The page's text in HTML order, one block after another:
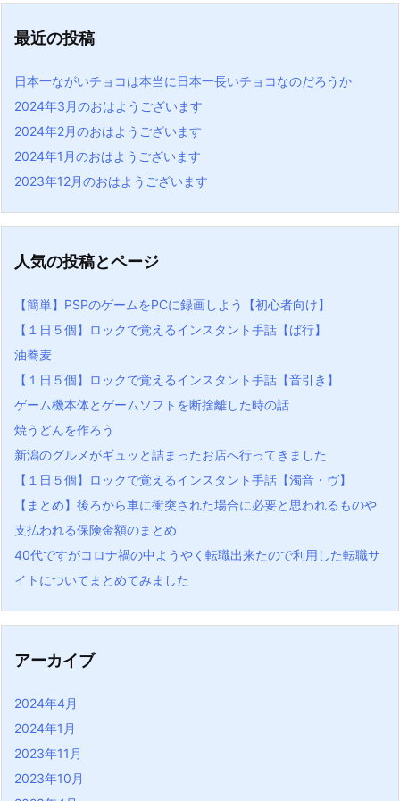
最近の投稿
日本一ながいチョコは本当に日本一長いチョコなのだろうか
2024年3月のおはようございます
2024年2月のおはようございます
2024年1月のおはようございます
2023年12月のおはようございます
人気の投稿とページ
【簡単】PSPのゲームをPCに録画しよう【初心者向け】
【１日５個】ロックで覚えるインスタント手話【ば行】
油蕎麦
【１日５個】ロックで覚えるインスタント手話【音引き】
ゲーム機本体とゲームソフトを断捨離した時の話
焼うどんを作ろう
新潟のグルメがギュッと詰まったお店へ行ってきました
【１日５個】ロックで覚えるインスタント手話【濁音・ヴ】
【まとめ】後ろから車に衝突された場合に必要と思われるものや
支払われる保険金額のまとめ
40代ですがコロナ禍の中ようやく転職出来たので利用した転職サ
イトについてまとめてみました
アーカイブ
2024年4月
2024年1月
2023年11月
2023年10月